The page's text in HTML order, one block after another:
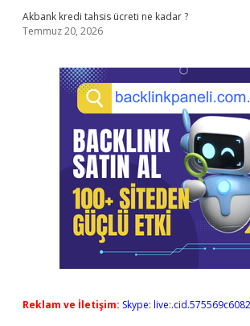
Akbank kredi tahsis ücreti ne kadar ?
Temmuz 20, 2026
Reklam ve İletişim: Skype: